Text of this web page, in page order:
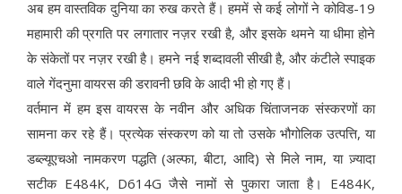
अब हम वास्तविक दुनिया का रुख करते हैं। हममें से कई लोगों ने कोविड-19
महामारी की प्रगति पर लगातार नज़र रखी है, और इसके थमने या धीमा होने
के संकेतों पर नज़र रखी है। हमने नई शब्दावली सीखी है, और कंटीले स्पाइक
वाले गेंदनुमा वायरस की डरावनी छवि के आदी भी हो गए हैं।
वर्तमान में हम इस वायरस के नवीन और अधिक चिंताजनक संस्करणों का
सामना कर रहे हैं। प्रत्येक संस्करण को या तो उसके भौगोलिक उत्पत्ति, या
डब्ल्यूएचओ नामकरण पद्धति (अल्फा, बीटा, आदि) से मिले नाम, या ज़्यादा
सटीक E484K, D614G जैसे नामों से पुकारा जाता है। E484K,